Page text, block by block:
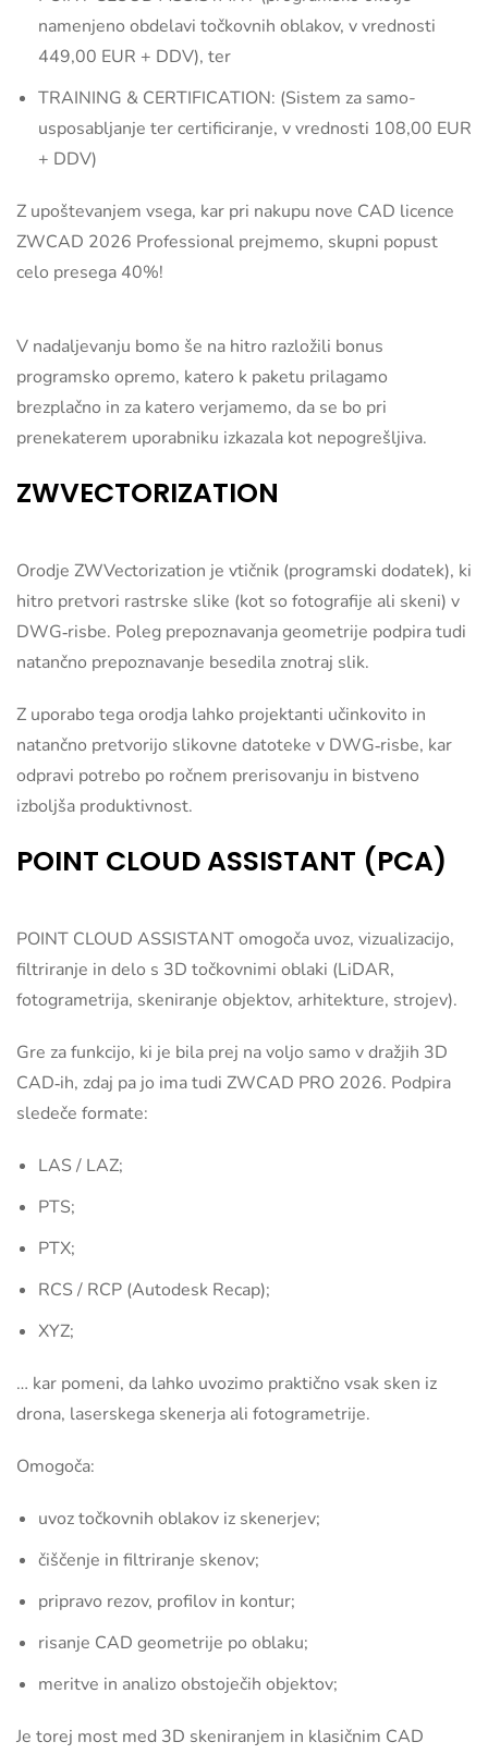
namenjeno obdelavi točkovnih oblakov, v vrednosti
449,00 EUR + DDV), ter
TRAINING & CERTIFICATION: (Sistem za samo-
usposabljanje ter certificiranje, v vrednosti 108,00 EUR
+ DDV)
Z upoštevanjem vsega, kar pri nakupu nove CAD licence
ZWCAD 2026 Professional prejmemo, skupni popust
celo presega 40%!
V nadaljevanju bomo še na hitro razložili bonus
programsko opremo, katero k paketu prilagamo
brezplačno in za katero verjamemo, da se bo pri
prenekaterem uporabniku izkazala kot nepogrešljiva.
ZWVECTORIZATION
Orodje ZWVectorization je vtičnik (programski dodatek), ki
hitro pretvori rastrske slike (kot so fotografije ali skeni) v
DWG‑risbe. Poleg prepoznavanja geometrije podpira tudi
natančno prepoznavanje besedila znotraj slik.
Z uporabo tega orodja lahko projektanti učinkovito in
natančno pretvorijo slikovne datoteke v DWG‑risbe, kar
odpravi potrebo po ročnem prerisovanju in bistveno
izboljša produktivnost.
POINT CLOUD ASSISTANT (PCA)
POINT CLOUD ASSISTANT omogoča uvoz, vizualizacijo,
filtriranje in delo s 3D točkovnimi oblaki (LiDAR,
fotogrametrija, skeniranje objektov, arhitekture, strojev).
Gre za funkcijo, ki je bila prej na voljo samo v dražjih 3D
CAD‑ih, zdaj pa jo ima tudi ZWCAD PRO 2026. Podpira
sledeče formate:
LAS / LAZ;
PTS;
PTX;
RCS / RCP (Autodesk Recap);
XYZ;
… kar pomeni, da lahko uvozimo praktično vsak sken iz
drona, laserskega skenerja ali fotogrametrije.
Omogoča:
uvoz točkovnih oblakov iz skenerjev;
čiščenje in filtriranje skenov;
pripravo rezov, profilov in kontur;
risanje CAD geometrije po oblaku;
meritve in analizo obstoječih objektov;
Je torej most med 3D skeniranjem in klasičnim CAD